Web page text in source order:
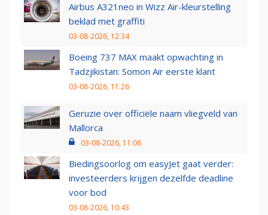
Airbus A321neo in Wizz Air-kleurstelling
beklad met graffiti
03-08-2026, 12:34
Boeing 737 MAX maakt opwachting in
Tadzjikistan: Somon Air eerste klant
03-08-2026, 11:26
Geruzie over officiële naam vliegveld van
Mallorca
03-08-2026, 11:06
Biedingsoorlog om easyJet gaat verder:
investeerders krijgen dezelfde deadline
voor bod
03-08-2026, 10:43